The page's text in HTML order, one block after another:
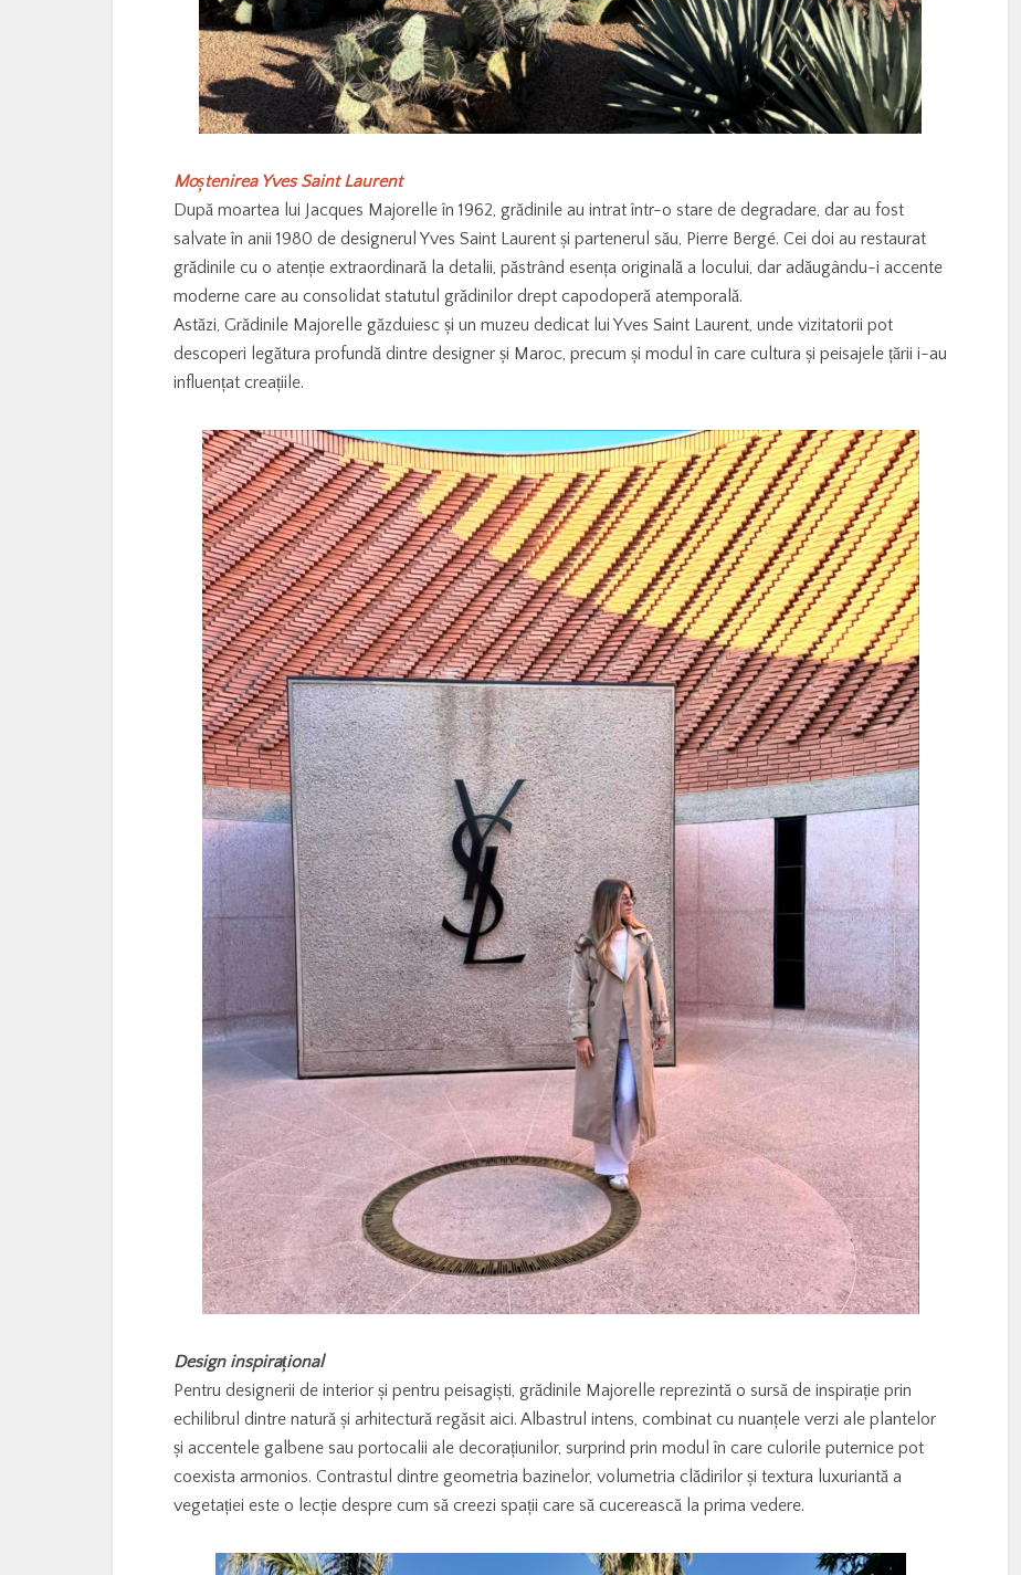
Moștenirea Yves Saint Laurent
După moartea lui Jacques Majorelle în 1962, grădinile au intrat într-o stare de degradare, dar au fost
salvate în anii 1980 de designerul Yves Saint Laurent și partenerul său, Pierre Bergé. Cei doi au restaurat
grădinile cu o atenție extraordinară la detalii, păstrând esența originală a locului, dar adăugându-i accente
moderne care au consolidat statutul grădinilor drept capodoperă atemporală.
Astăzi, Grădinile Majorelle găzduiesc și un muzeu dedicat lui Yves Saint Laurent, unde vizitatorii pot
descoperi legătura profundă dintre designer și Maroc, precum și modul în care cultura și peisajele țării i-au
influențat creațiile.
Design inspirațional
Pentru designerii de interior și pentru peisagiști, grădinile Majorelle reprezintă o sursă de inspirație prin
echilibrul dintre natură și arhitectură regăsit aici. Albastrul intens, combinat cu nuanțele verzi ale plantelor
și accentele galbene sau portocalii ale decorațiunilor, surprind prin modul în care culorile puternice pot
coexista armonios. Contrastul dintre geometria bazinelor, volumetria clădirilor și textura luxuriantă a
vegetației este o lecție despre cum să creezi spații care să cucerească la prima vedere.